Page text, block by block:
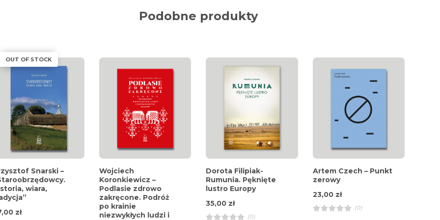
Podobne produkty
OUT OF STOCK
Snarski –
wiara,
zł
Wojciech
Koronkiewicz –
Podlasie zdrowo
zakręcone. Podróż
po krainie
niezwykłych ludzi i
Dorota Filipiak-
Rumunia. Pęknięte
lustro Europy
35,00 zł
(0)
Artem Czech – Punkt
zerowy
23,00 zł
(0)